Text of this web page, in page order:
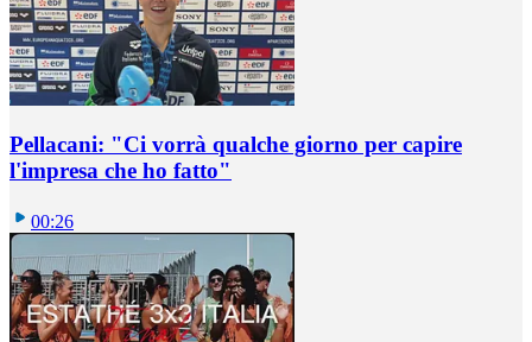
Pellacani: "Ci vorrà qualche giorno per capire
l'impresa che ho fatto"
00:26